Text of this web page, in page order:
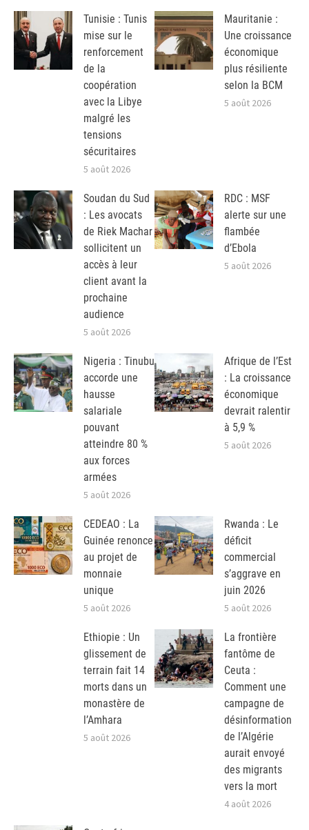
Tunisie : Tunis
mise sur le
renforcement
de la
coopération
avec la Libye
malgré les
tensions
sécuritaires
5 août 2026
Mauritanie :
Une croissance
économique
plus résiliente
selon la BCM
5 août 2026
Soudan du Sud
: Les avocats
de Riek Machar
sollicitent un
accès à leur
client avant la
prochaine
audience
5 août 2026
RDC : MSF
alerte sur une
flambée
d’Ebola
5 août 2026
Nigeria : Tinubu
accorde une
hausse
salariale
pouvant
atteindre 80 %
aux forces
armées
5 août 2026
Afrique de l’Est
: La croissance
économique
devrait ralentir
à 5,9 %
5 août 2026
CEDEAO : La
Guinée renonce
au projet de
monnaie
unique
5 août 2026
Rwanda : Le
déficit
commercial
s’aggrave en
juin 2026
5 août 2026
Ethiopie : Un
glissement de
terrain fait 14
morts dans un
monastère de
l’Amhara
5 août 2026
La frontière
fantôme de
Ceuta :
Comment une
campagne de
désinformation
de l’Algérie
aurait envoyé
des migrants
vers la mort
4 août 2026